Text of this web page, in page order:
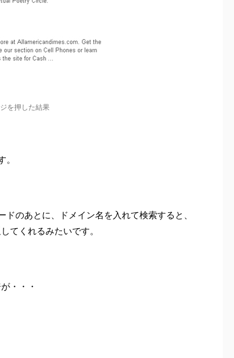
を押した結果
のあとに、ドメイン名を入れて検索すると、
てくれるみたいです。
・・・